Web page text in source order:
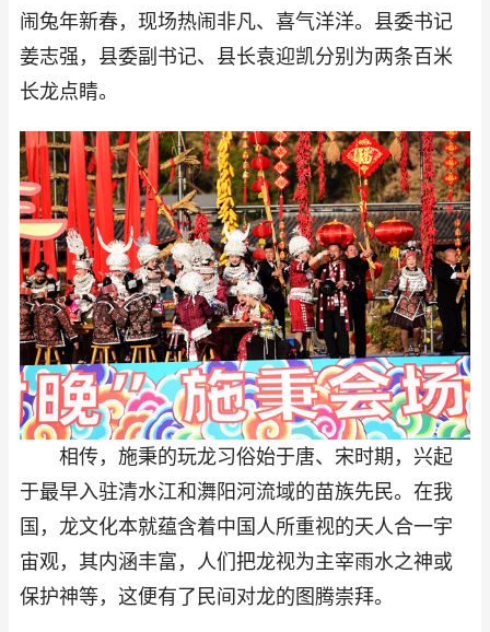
闹兔年新春，现场热闹非凡、喜气洋洋。县委书记
姜志强，县委副书记、县长袁迎凯分别为两条百米
长龙点睛。
相传，施秉的玩龙习俗始于唐、宋时期，兴起
于最早入驻清水江和㵲阳河流域的苗族先民。在我
国，龙文化本就蕴含着中国人所重视的天人合一宇
宙观，其内涵丰富，人们把龙视为主宰雨水之神或
保护神等，这便有了民间对龙的图腾崇拜。